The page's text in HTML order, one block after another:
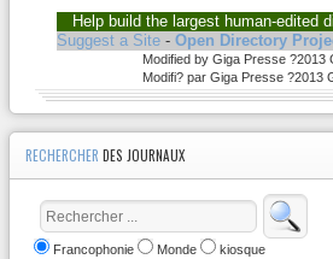
Help build the largest human-edited
Suggest a Site- Open Directory
Modified by Giga Presse ?2013
Modifi? par Giga Presse ?2013
RECHERCHER DES JOURNAUX
Francophonie Monde kiosque